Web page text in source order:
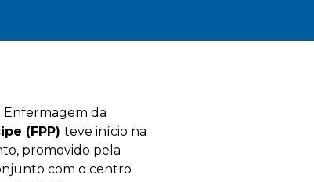
Enfermagem da
(FPP) teve início na
promovido pela
com o centro